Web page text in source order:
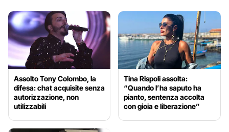
Assolto Tony Colombo, la
difesa: chat acquisite senza
autorizzazione, non
utilizzabili
Tina Rispoli assolta:
“Quando l’ha saputo ha
pianto, sentenza accolta
con gioia e liberazione”